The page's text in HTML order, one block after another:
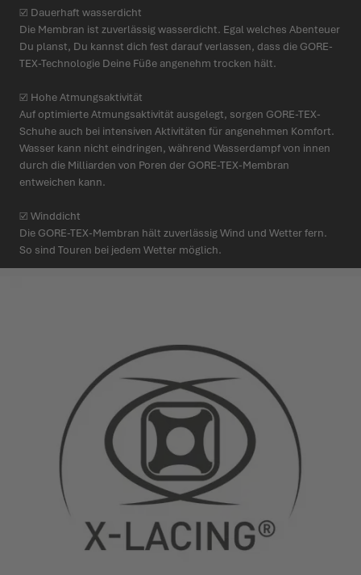
☑ Dauerhaft wasserdicht
Die Membran ist zuver­lässig wasserdicht. Egal welches Abenteuer
Du planst, Du kannst dich fest darauf verlassen, dass die GORE-
TEX-Tech­nologie Deine Füße angenehm trocken hält.
☑ Hohe Atmungs­ak­tivität
Auf opti­mierte Atmungs­ak­tivität ausgelegt, sorgen GORE-TEX-
Schuhe auch bei intensiven Akti­vitäten für ange­nehmen Komfort.
Wasser kann nicht eindringen, während Wasserdampf von innen
durch die Milliarden von Poren der GORE-TEX-Membran
entweichen kann.
☑ Winddicht
Die GORE-TEX-Membran hält zuver­lässig Wind und Wetter fern.
So sind Touren bei jedem Wetter möglich.